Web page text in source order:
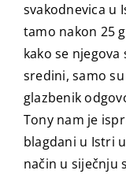
svakodnevica u
tamo nakon 25
kako se
sredini, samo
glazbenik
Tony nam je
blagdani u Istri
način u siječnju